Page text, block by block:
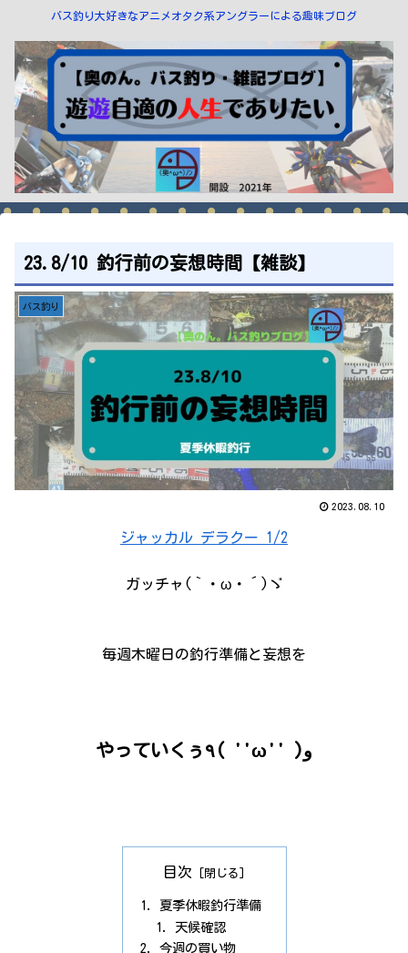
バス釣り大好きなアニメオタク系アングラーによる趣味ブログ
23.8/10 釣行前の妄想時間【雑談】
バス釣り
2023.08.10
ジャッカル デラクー 1/2
ガッチャ(｀・ω・´)ゞ
毎週木曜日の釣行準備と妄想を
やっていくぅ٩( ''ω'' )و
目次
夏季休暇釣行準備
天候確認
今週の買い物